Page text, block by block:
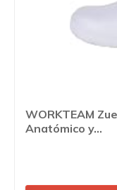
WORKTEAM
Anatómico y...